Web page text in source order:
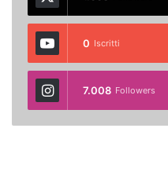
0 Iscritti
7.008 Followers